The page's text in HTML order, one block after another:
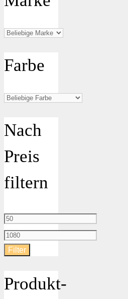
Farbe
Nach
Preis
filtern
Min.
Preis
Max.
Preis
Filter
Produkt-